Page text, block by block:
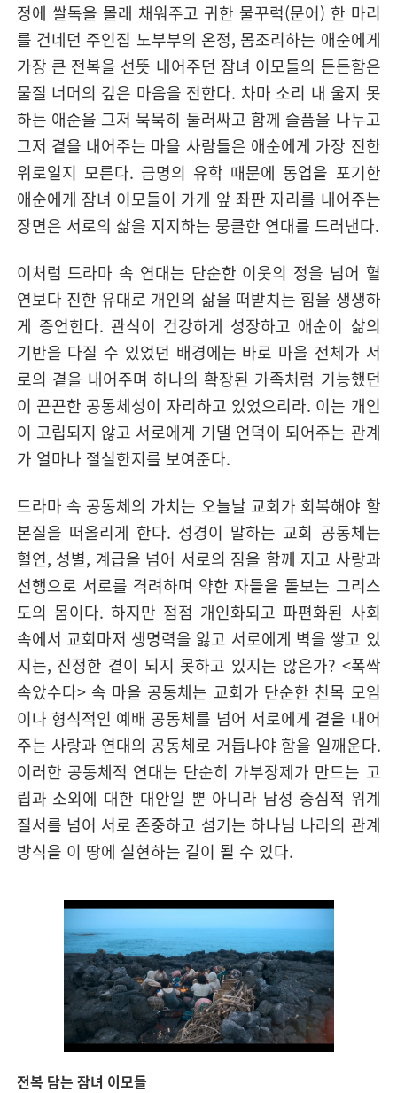
정에 쌀독을 몰래 채워주고 귀한 물꾸럭(문어) 한 마리
를 건네던 주인집 노부부의 온정, 몸조리하는 애순에게
가장 큰 전복을 선뜻 내어주던 잠녀 이모들의 든든함은
물질 너머의 깊은 마음을 전한다. 차마 소리 내 울지 못
하는 애순을 그저 묵묵히 둘러싸고 함께 슬픔을 나누고
그저 곁을 내어주는 마을 사람들은 애순에게 가장 진한
위로일지 모른다. 금명의 유학 때문에 동업을 포기한
애순에게 잠녀 이모들이 가게 앞 좌판 자리를 내어주는
장면은 서로의 삶을 지지하는 뭉클한 연대를 드러낸다.
이처럼 드라마 속 연대는 단순한 이웃의 정을 넘어 혈
연보다 진한 유대로 개인의 삶을 떠받치는 힘을 생생하
게 증언한다. 관식이 건강하게 성장하고 애순이 삶의
기반을 다질 수 있었던 배경에는 바로 마을 전체가 서
로의 곁을 내어주며 하나의 확장된 가족처럼 기능했던
이 끈끈한 공동체성이 자리하고 있었으리라. 이는 개인
이 고립되지 않고 서로에게 기댈 언덕이 되어주는 관계
가 얼마나 절실한지를 보여준다.
드라마 속 공동체의 가치는 오늘날 교회가 회복해야 할
본질을 떠올리게 한다. 성경이 말하는 교회 공동체는
혈연, 성별, 계급을 넘어 서로의 짐을 함께 지고 사랑과
선행으로 서로를 격려하며 약한 자들을 돌보는 그리스
도의 몸이다. 하지만 점점 개인화되고 파편화된 사회
속에서 교회마저 생명력을 잃고 서로에게 벽을 쌓고 있
지는, 진정한 곁이 되지 못하고 있지는 않은가? <폭싹
속았수다> 속 마을 공동체는 교회가 단순한 친목 모임
이나 형식적인 예배 공동체를 넘어 서로에게 곁을 내어
주는 사랑과 연대의 공동체로 거듭나야 함을 일깨운다.
이러한 공동체적 연대는 단순히 가부장제가 만드는 고
립과 소외에 대한 대안일 뿐 아니라 남성 중심적 위계
질서를 넘어 서로 존중하고 섬기는 하나님 나라의 관계
방식을 이 땅에 실현하는 길이 될 수 있다.
전복 담는 잠녀 이모들